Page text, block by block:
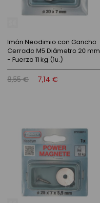
Imán Neodimio con Gancho
Cerrado M5 Diámetro 20 mm
- Fuerza 11 kg (1u.)
8,55 € 7,14 €